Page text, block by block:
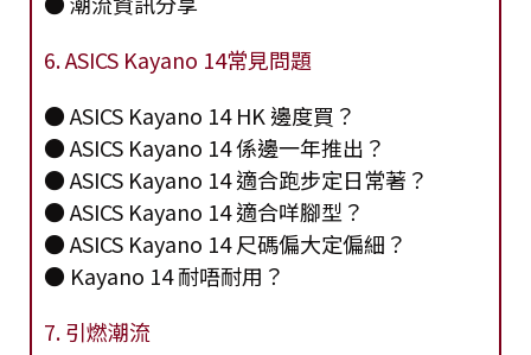
6. ASICS Kayano 14常見問題
● ASICS Kayano 14 HK 邊度買？
● ASICS Kayano 14 係邊一年推出？
● ASICS Kayano 14 適合跑步定日常著？
● ASICS Kayano 14 適合咩腳型？
● ASICS Kayano 14 尺碼偏大定偏細？
● Kayano 14 耐唔耐用？
7. 引燃潮流